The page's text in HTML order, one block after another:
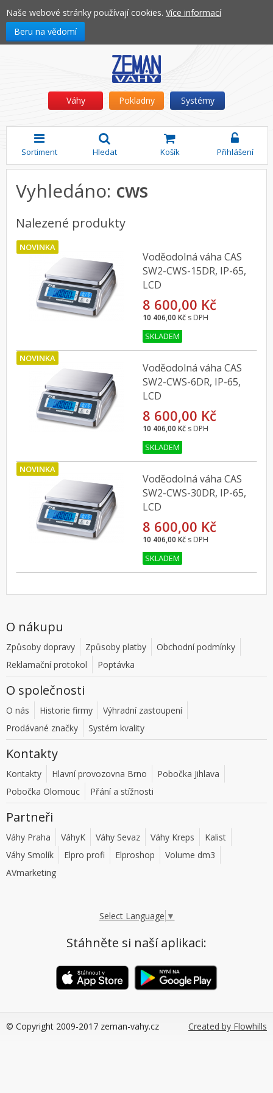
Naše webové stránky používají cookies. Více informací
Beru na vědomí
Váhy Pokladny Systémy
Sortiment Hledat Košík Přihlášení
Vyhledáno: cws
Nalezené produkty
NOVINKA
Voděodolná váha CAS
SW2-CWS-15DR, IP-65,
LCD
8 600,00 Kč
10 406,00 Kč s DPH
SKLADEM
NOVINKA
Voděodolná váha CAS
SW2-CWS-6DR, IP-65,
LCD
8 600,00 Kč
10 406,00 Kč s DPH
SKLADEM
NOVINKA
Voděodolná váha CAS
SW2-CWS-30DR, IP-65,
LCD
8 600,00 Kč
10 406,00 Kč s DPH
SKLADEM
O nákupu
Způsoby dopravy Způsoby platby
Obchodní podmínky
Reklamační protokol
Poptávka
O společnosti
O nás Historie firmy
Výhradní zastoupení
Prodávané značky
Systém kvality
Kontakty
Kontakty Hlavní provozovna Brno
Pobočka Jihlava
Pobočka Olomouc
Přání a stížnosti
Partneři
Váhy Praha VáhyK Váhy Sevaz Váhy Kreps
Kalist
Váhy Smolík
Elpro profi Elproshop
Volume dm3
AVmarketing
Select Language ▼
Stáhněte si naší aplikaci:
© Copyright 2009-2017 zeman-vahy.cz Created by Flowhills